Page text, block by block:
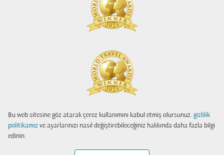
Bu web sitesine göz atarak çerez kullanımını kabul etmiş olursunuz. gizlilik
politikamız ve ayarlarınızı nasıl değiştirebileceğiniz hakkında daha fazla bilgi
edinin.